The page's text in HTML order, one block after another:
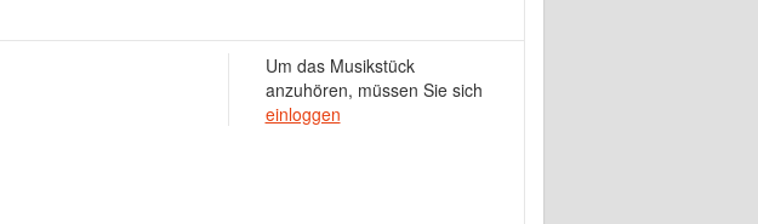
Um das Musikstück
anzuhören, müssen Sie sich
einloggen